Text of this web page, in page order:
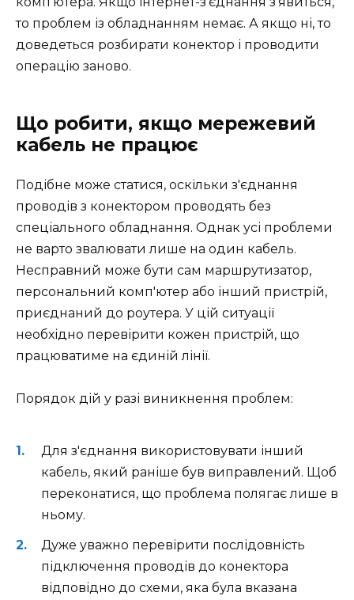
то проблем із обладнанням немає. А якщо ні, то
доведеться розбирати конектор і проводити
операцію заново.
Що робити, якщо мережевий
кабель не працює
Подібне може статися, оскільки з'єднання
проводів з конектором проводять без
спеціального обладнання. Однак усі проблеми
не варто звалювати лише на один кабель.
Несправний може бути сам маршрутизатор,
персональний комп'ютер або інший пристрій,
приєднаний до роутера. У цій ситуації
необхідно перевірити кожен пристрій, що
працюватиме на єдиній лінії.
Порядок дій у разі виникнення проблем:
Для з'єднання використовувати інший
кабель, який раніше був виправлений. Щоб
переконатися, що проблема полягає лише в
ньому.
Дуже уважно перевірити послідовність
підключення проводів до конектора
відповідно до схеми, яка була вказана